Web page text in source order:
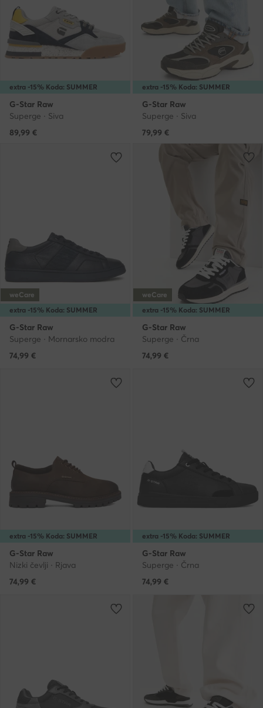
extra -15% Koda: SUMMER
G-Star Raw
Superge · Siva
89,99 €
extra -15% Koda: SUMMER
G-Star Raw
Superge · Siva
79,99 €
extra -15% Koda: SUMMER
weCare
G-Star Raw
Superge · Mornarsko modra
74,99 €
extra -15% Koda: SUMMER
weCare
G-Star Raw
Superge · Črna
74,99 €
extra -15% Koda: SUMMER
G-Star Raw
Nizki čevlji · Rjava
74,99 €
extra -15% Koda: SUMMER
G-Star Raw
Superge · Črna
74,99 €